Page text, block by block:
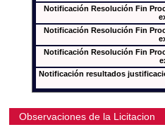
Notificación Resolución Fin
Notificación Resolución Fin
Notificación Resolución Fin
Notificación resultados
Observaciones de la Licitacion